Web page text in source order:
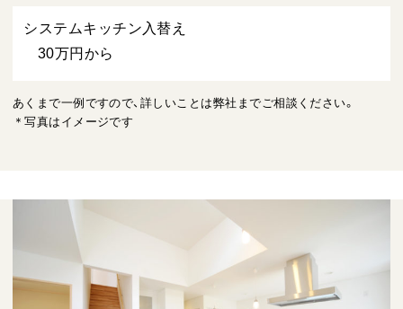
システムキッチン入替え
30万円から
あくまで一例ですので、詳しいことは弊社までご相談ください。
＊写真はイメージです